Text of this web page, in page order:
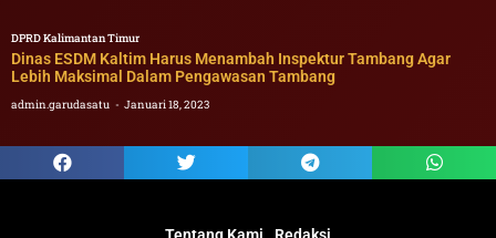
DPRD Kalimantan Timur
Dinas ESDM Kaltim Harus Menambah Inspektur Tambang Agar
Lebih Maksimal Dalam Pengawasan Tambang
admin.garudasatu Januari 18, 2023
Tentang Kami Redaksi